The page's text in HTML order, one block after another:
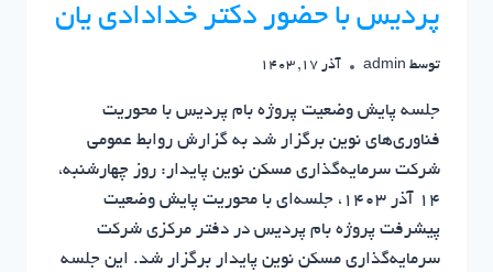
پردیس با حضور دکتر خدادادی یان
توسط admin آذر 17, 1403
جلسه پایش وضعیت پروژه بام پردیس با محوریت
فناوری‌های نوین برگزار شد به گزارش روابط عمومی
شرکت سرمایه‌گذاری مسکن نوین پایدار: روز چهارشنبه،
14 آذر 1403، جلسه‌ای با محوریت پایش وضعیت
پیشرفت پروژه بام پردیس در دفتر مرکزی شرکت
سرمایه‌گذاری مسکن نوین پایدار برگزار شد. این جلسه